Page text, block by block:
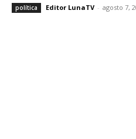
política Editor LunaTV - agosto 7,